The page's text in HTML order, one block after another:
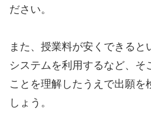
ださい。
また、授業料が安くできると
システムを利用するなど、そ
ことを理解したうえで出願を
しょう。